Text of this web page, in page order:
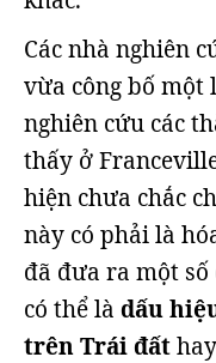
Các nhà nghiên
vừa công bố
nghiên cứu các
thấy ở
hiện chưa chắc
này có phải là
đã đưa ra một
có thể là dấu
trên Trái đất